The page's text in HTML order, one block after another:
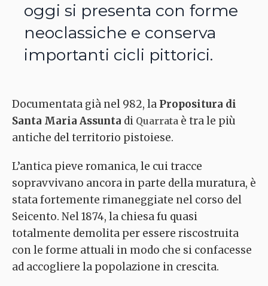
oggi si presenta con forme
neoclassiche e conserva
importanti cicli pittorici.
Documentata già nel 982, la Propositura di
Santa Maria Assunta di Quarrata è tra le più
antiche del territorio pistoiese.
L’antica pieve romanica, le cui tracce
sopravvivano ancora in parte della muratura, è
stata fortemente rimaneggiate nel corso del
Seicento. Nel 1874, la chiesa fu quasi
totalmente demolita per essere riscostruita
con le forme attuali in modo che si confacesse
ad accogliere la popolazione in crescita.